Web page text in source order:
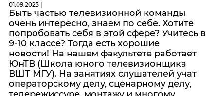
01.09.2025 |
Быть частью телевизионной команды
очень интересно, знаем по себе. Хотите
попробовать себя в этой сфере? Учитесь в
9-10 классе? Тогда есть хорошие
новости! На нашем факультете работает
ЮнТВ (Школа юного телевизионщика
ВШТ МГУ). На занятиях слушателей учат
операторскому делу, сценарному делу,